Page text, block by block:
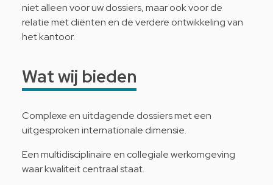
niet alleen voor uw dossiers, maar ook voor de
relatie met cliënten en de verdere ontwikkeling van
het kantoor.
Wat wij bieden
Complexe en uitdagende dossiers met een
uitgesproken internationale dimensie.
Een multidisciplinaire en collegiale werkomgeving
waar kwaliteit centraal staat.